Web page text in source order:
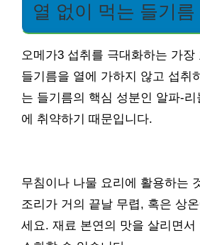
열 없이 먹는 들기름
오메가3 섭취를 극대화하는 가장
들기름을 열에 가하지 않고 섭취
는 들기름의 핵심 성분인 알파-리
에 취약하기 때문입니다.
무침이나 나물 요리에 활용하는
조리가 거의 끝날 무렵, 혹은 상
세요. 재료 본연의 맛을 살리면서